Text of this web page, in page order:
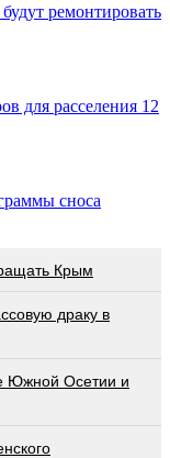
ремонтировать
для расселения 12
сноса
Крым
драку в
Южной Осетии и